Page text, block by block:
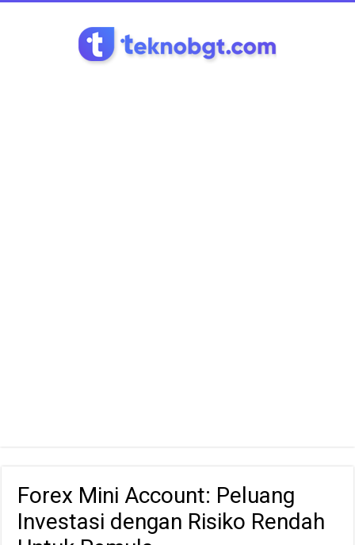
Forex Mini Account: Peluang
Investasi dengan Risiko Rendah